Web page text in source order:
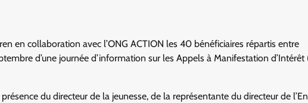
en collaboration avec l’ONG ACTION les 40 bénéficiaires répartis entre
d’une journée d’information sur les Appels à Manifestation d’Intérêt
du directeur de la jeunesse, de la représentante du directeur de